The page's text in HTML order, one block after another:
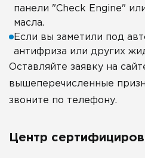
панели "Check Engine"
масла.
Если вы заметили под
антифриза или других
Оставляйте заявку на
вышеперечисленные
звоните по телефону.
Центр